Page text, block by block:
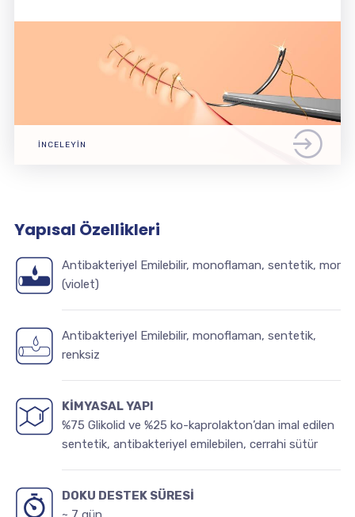
İNCELEYIN
Yapısal Özellikleri
Antibakteriyel Emilebilir, monoflaman, sentetik, mor
(violet)
Antibakteriyel Emilebilir, monoflaman, sentetik,
renksiz
KİMYASAL YAPI
%75 Glikolid ve %25 ko-kaprolakton’dan imal edilen
sentetik, antibakteriyel emilebilen, cerrahi sütür
DOKU DESTEK SÜRESİ